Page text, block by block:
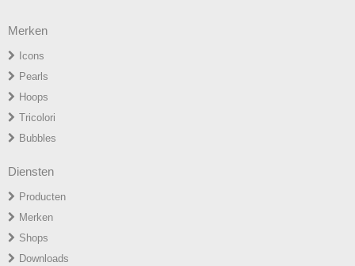
Merken
Icons
Pearls
Hoops
Tricolori
Bubbles
Diensten
Producten
Merken
Shops
Downloads